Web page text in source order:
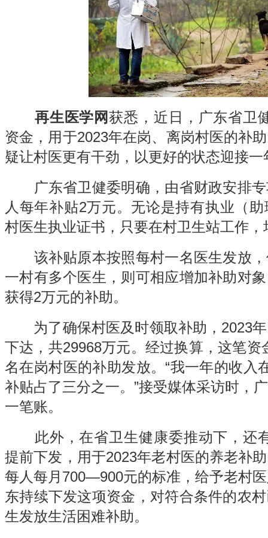
再生医学网获悉，近日，广东省卫
资金，用于2023年在岗、离岗村医的补
疑让村医更有干劲，以更好的状态迎接一
广东省卫健委明确，由省财政安排专
人每年补贴2万元。无论是持有执业（
村医生执业证书，只要在村卫生站工作，
该补贴原本按照每村一名医生发放，
一村有多个医生，则可相应增加补助对
获得2万元的补助。
为了确保村医及时领取补助，2023
下达，共29968万元。经过换算，这笔资
名在岗村医的补助发放。“我一年的收入
补贴占了三分之一。”接受媒体采访时，
一笔账。
此外，在省卫生健康委推动下，还
提前下发，用于2023年老村医的养老补
每人每月700—900元的标准，给予老村
东持续下发这项资金，对符合条件的农
生发放生活困难补助。